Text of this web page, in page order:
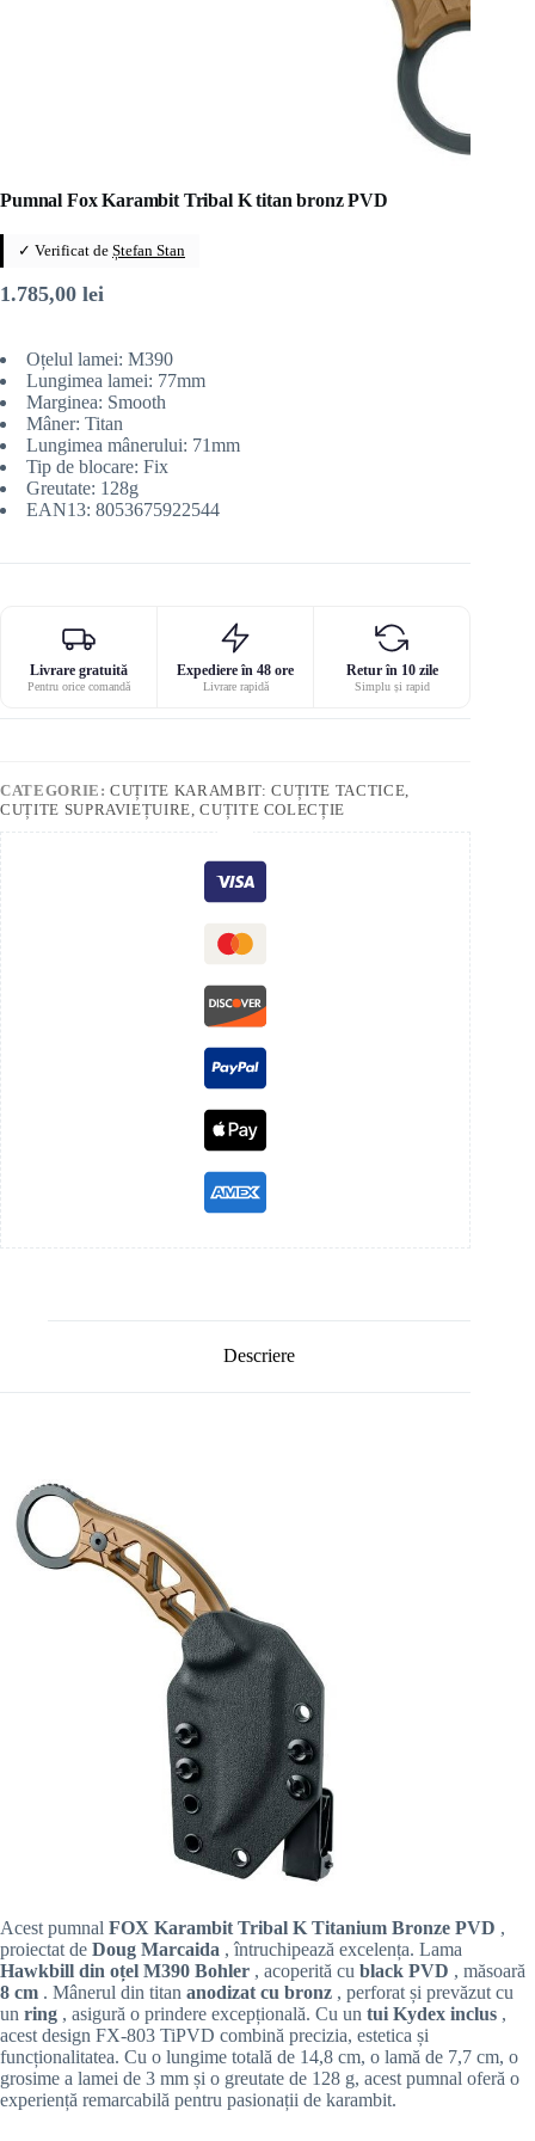
Pumnal Fox Karambit Tribal K titan bronz PVD
✓ Verificat de Ștefan Stan
1.785,00 lei
Oțelul lamei: M390
Lungimea lamei: 77mm
Marginea: Smooth
Mâner: Titan
Lungimea mânerului: 71mm
Tip de blocare: Fix
Greutate: 128g
EAN13: 8053675922544
Livrare gratuită
Pentru orice comandă
Expediere în 48 ore
Livrare rapidă
Retur în 10 zile
Simplu și rapid
CATEGORIE:CUȚITE KARAMBIT: CUȚITE TACTICE,
CUȚITE SUPRAVIEȚUIRE, CUȚITE COLECȚIE
Descriere
Acest pumnal FOX Karambit Tribal K Titanium Bronze PVD ,
proiectat de Doug Marcaida , întruchipează excelența. Lama
Hawkbill din oțel M390 Bohler , acoperită cu black PVD , măsoară
8 cm . Mânerul din titan anodizat cu bronz , perforat și prevăzut cu
un ring , asigură o prindere excepțională. Cu un tui Kydex inclus ,
acest design FX-803 TiPVD combină precizia, estetica și
funcționalitatea. Cu o lungime totală de 14,8 cm, o lamă de 7,7 cm, o
grosime a lamei de 3 mm și o greutate de 128 g, acest pumnal oferă o
experiență remarcabilă pentru pasionații de karambit.